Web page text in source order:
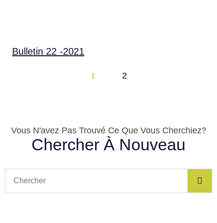
Bulletin 22 -2021
1 2
Vous N'avez Pas Trouvé Ce Que Vous Cherchiez?
Chercher À Nouveau